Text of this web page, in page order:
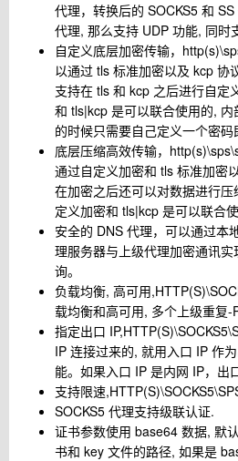
代理，转换后的 SOCKS5 和
代理, 那么支持 UDP 功能, 同时
自定义底层加密传输，
以通过 tls 标准加密以及 kcp 协
支持在 tls 和 kcp 之后进行自定
和 tls|kcp 是可以联合使用的,
的时候只需要自己定义一个密码
底层压缩高效传输，
通过自定义加密和 tls 标准加密
在加密之后还可以对数据进行
定义加密和 tls|kcp 是可以联合使
安全的 DNS 代理，可以通过本
理服务器与上级代理加密通讯
询。
负载均衡, 高可用
载均衡和高可用, 多个上级重复-
指定出口
IP 连接过来的, 就用入口 IP 作
能。如果入口 IP 是内网 IP，出
支持限速
SOCKS5 代理支持级联认证.
证书参数使用 base64 数据, 默
书和 key 文件的路径, 如果是